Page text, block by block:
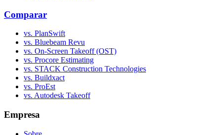
Comparar
vs. PlanSwift
vs. Bluebeam Revu
vs. On-Screen Takeoff (OST)
vs. Procore Estimating
vs. STACK Construction Technologies
vs. Buildxact
vs. ProEst
vs. Autodesk Takeoff
Empresa